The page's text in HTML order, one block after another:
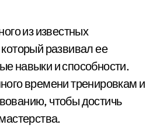
из известных
развивал ее
навыки и способности.
времени тренировкам и
чтобы достичь